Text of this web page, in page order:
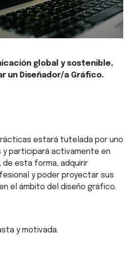
global y sostenible,
un Diseñador/a Gráfico.
estará tutelada por uno
participará activamente en
esta forma, adquirir
y poder proyectar sus
el ámbito del diseño gráfico.
y motivada.